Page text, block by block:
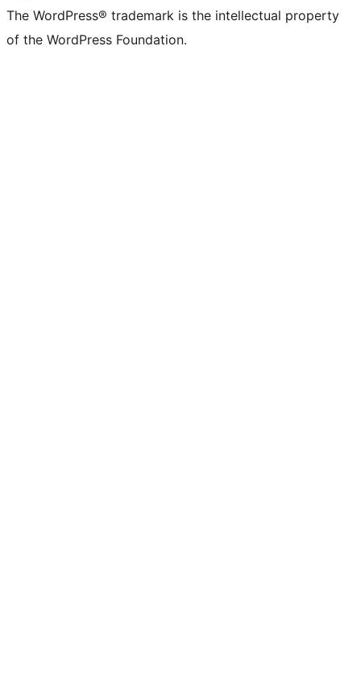
The WordPress® trademark is the intellectual property
of the WordPress Foundation.